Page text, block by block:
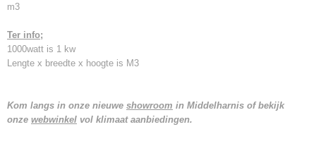
m3
Ter info;
1000watt is 1 kw
Lengte x breedte x hoogte is M3
Kom langs in onze nieuwe showroom in Middelharnis of bekijk
onze webwinkel vol klimaat aanbiedingen.